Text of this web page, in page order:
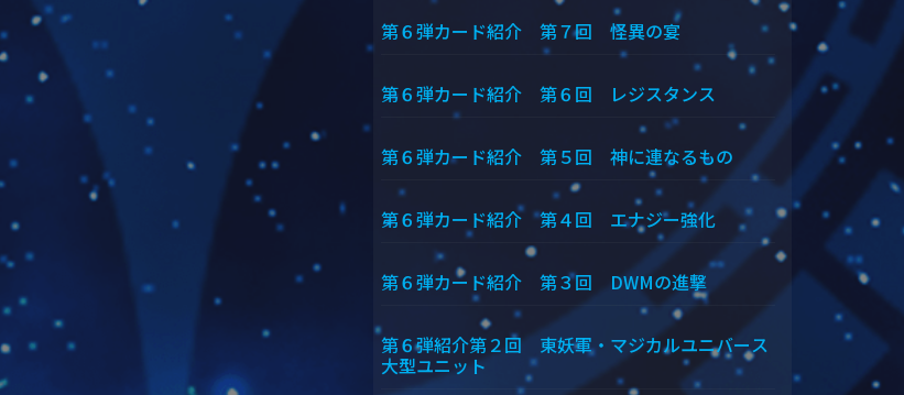
第６弾カード紹介 第７回 怪異の宴
第６弾カード紹介 第６回 レジスタンス
第６弾カード紹介 第５回 神に連なるもの
第６弾カード紹介 第４回 エナジー強化
第６弾カード紹介 第３回 DWMの進撃
第６弾紹介第２回 東妖軍・マジカルユニバース
大型ユニット